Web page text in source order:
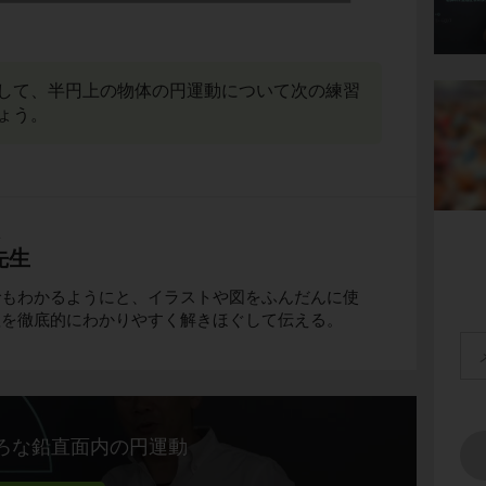
て、半円上の物体の円運動について次の練習
う。
生
わかるようにと、イラストや図をふんだんに使
徹底的にわかりやすく解きほぐして伝える。
な鉛直面内の円運動